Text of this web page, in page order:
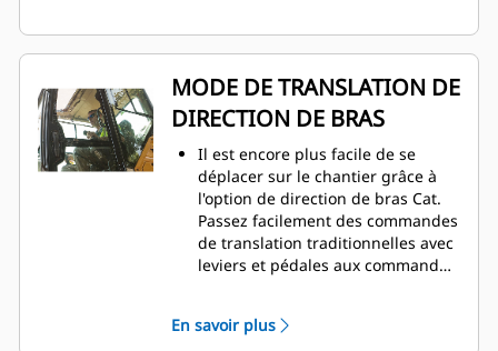
MODE DE TRANSLATION DE
DIRECTION DE BRAS
Il est encore plus facile de se
déplacer sur le chantier grâce à
l'option de direction de bras Cat.
Passez facilement des commandes
de translation traditionnelles avec
leviers et pédales aux commandes
efforts moindres et une meilleure
En savoir plus